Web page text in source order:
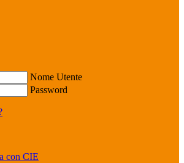
Nome Utente
Password
con CIE